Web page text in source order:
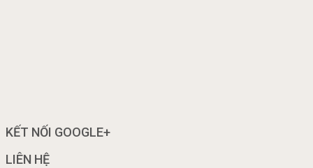
KẾT NỐI GOOGLE+
LIÊN HỆ